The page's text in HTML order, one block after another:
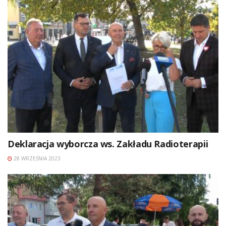
Deklaracja wyborcza ws. Zakładu Radioterapii
28 WRZEŚNIA 2023